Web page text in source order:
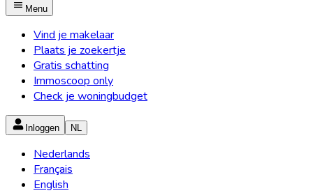
Menu
Vind je makelaar
Plaats je zoekertje
Gratis schatting
Immoscoop only
Check je woningbudget
Inloggen NL
Nederlands
Français
English